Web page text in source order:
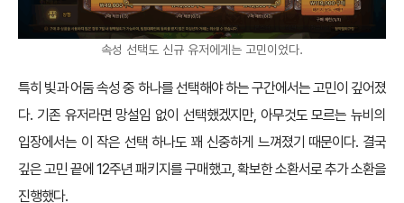
속성 선택도 신규 유저에게는 고민이었다.
특히 빛과 어둠 속성 중 하나를 선택해야 하는 구간에서는 고민이 깊어졌
다. 기존 유저라면 망설임 없이 선택했겠지만, 아무것도 모르는 뉴비의
입장에서는 이 작은 선택 하나도 꽤 신중하게 느껴졌기 때문이다. 결국
깊은 고민 끝에 12주년 패키지를 구매했고, 확보한 소환서로 추가 소환을
진행했다.